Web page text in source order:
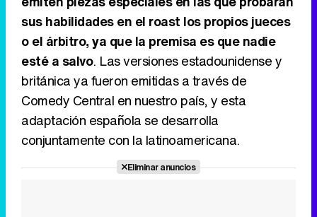
sus habilidades en el roast los propios jueces
o el árbitro, ya que la premisa es que nadie
esté a salvo. Las versiones estadounidense y
británica ya fueron emitidas a través de
Comedy Central en nuestro país, y esta
adaptación española se desarrolla
conjuntamente con la latinoamericana.
Eliminar anuncios